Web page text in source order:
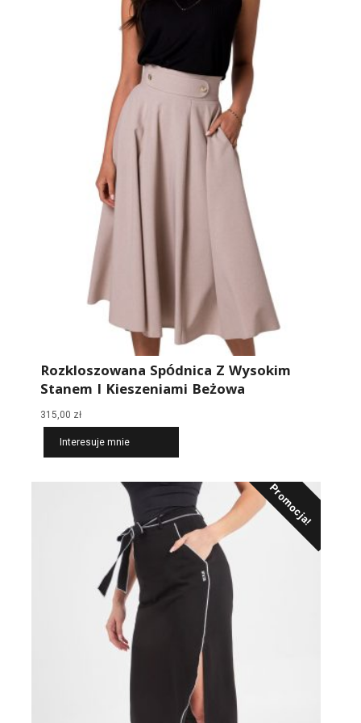
Rozkloszowana Spódnica Z Wysokim
Stanem I Kieszeniami Beżowa
315,00 zł
Interesuje mnie
Promocja!